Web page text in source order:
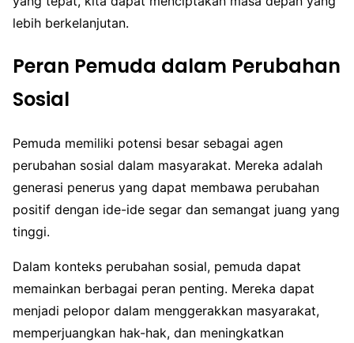
lebih berkelanjutan.
Peran Pemuda dalam Perubahan
Sosial
Pemuda memiliki potensi besar sebagai agen
perubahan sosial dalam masyarakat. Mereka adalah
generasi penerus yang dapat membawa perubahan
positif dengan ide-ide segar dan semangat juang yang
tinggi.
Dalam konteks perubahan sosial, pemuda dapat
memainkan berbagai peran penting. Mereka dapat
menjadi pelopor dalam menggerakkan masyarakat,
memperjuangkan hak-hak, dan meningkatkan